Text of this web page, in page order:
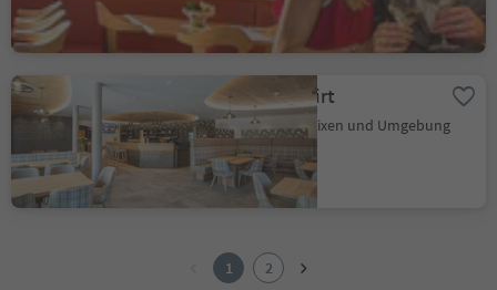
Hotel Oberwirt
Feldthurns, Brixen und Umgebung
1
2